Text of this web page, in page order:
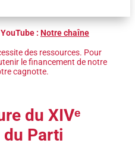
: Notre chaîne
des ressources. Pour
le financement de notre
cagnotte.
du XIVᵉ
du Parti